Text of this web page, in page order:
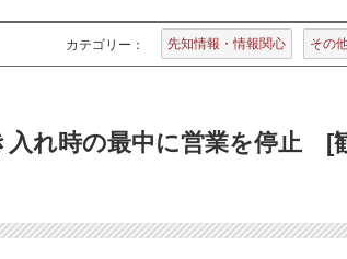
カテゴリー： 先知情報・情報関心 その
入れ時の最中に営業を停止 [